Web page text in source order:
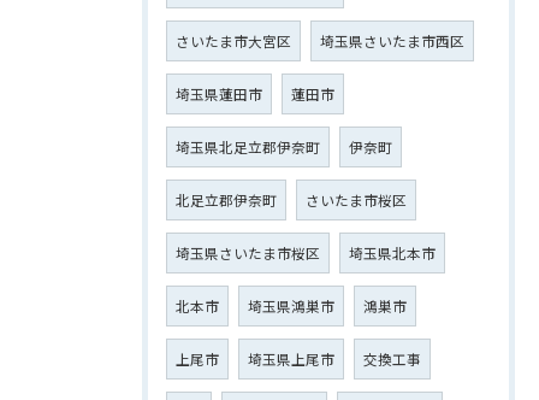
さいたま市大宮区 埼玉県さいたま市西区
埼玉県蓮田市 蓮田市
埼玉県北足立郡伊奈町 伊奈町
北足立郡伊奈町 さいたま市桜区
埼玉県さいたま市桜区 埼玉県北本市
北本市 埼玉県鴻巣市 鴻巣市
上尾市 埼玉県上尾市 交換工事